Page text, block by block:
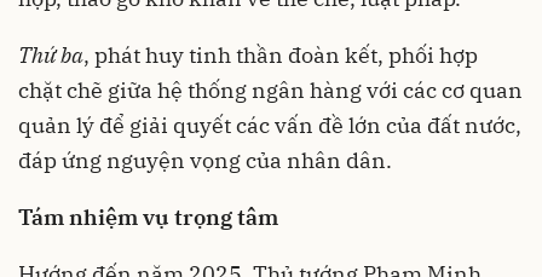
Thứ ba, phát huy tinh thần đoàn kết, phối hợp
chặt chẽ giữa hệ thống ngân hàng với các cơ quan
quản lý để giải quyết các vấn đề lớn của đất nước,
đáp ứng nguyện vọng của nhân dân.
Támnhiệm vụ trọng tâm